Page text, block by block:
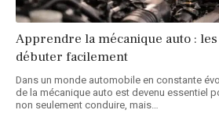
Apprendre la mécanique auto :
débuter facilement
Dans un monde automobile en constante
de la mécanique auto est devenu essentiel
non seulement conduire, mais…